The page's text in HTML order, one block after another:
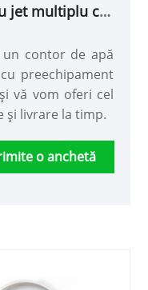
jet multiplu cu
contor de apă
preechipament
vă vom oferi cel
și livrare la timp.
o anchetă